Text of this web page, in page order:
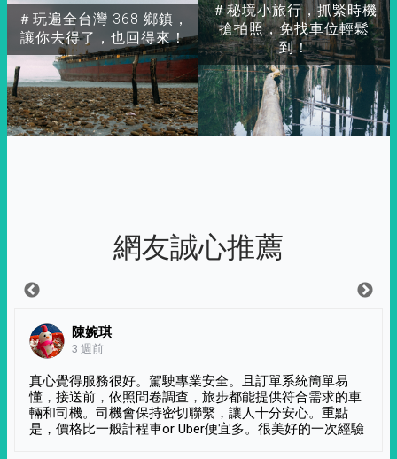
＃玩遍全台灣 368 鄉鎮，
讓你去得了，也回得來！
＃秘境小旅行，抓緊時機
搶拍照，免找車位輕鬆
到！
網友誠心推薦
陳婉琪
3 週前
真心覺得服務很好。駕駛專業安全。且訂單系統簡單易
懂，接送前，依照問卷調查，旅步都能提供符合需求的車
輛和司機。司機會保持密切聯繫，讓人十分安心。重點
是，價格比一般計程車or Uber便宜多。很美好的一次經驗